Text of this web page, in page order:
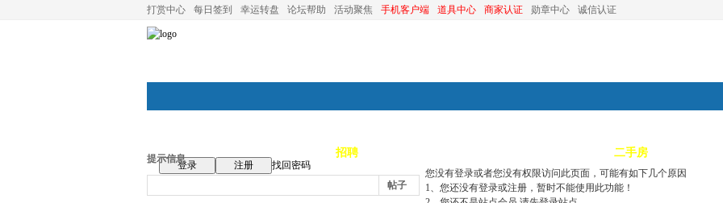
打赏中心 每日签到 幸运转盘 论坛帮助 活动聚焦 手机客户端 道具中心 商家认证 勋章中心 诚信认证
论坛首页 招聘 二手房
登录 注册
找回密码
帖子
提示信息
您没有登录或者您没有权限访问此页面，可能有如下几个原因
1、您还没有登录或注册，暂时不能使用此功能！